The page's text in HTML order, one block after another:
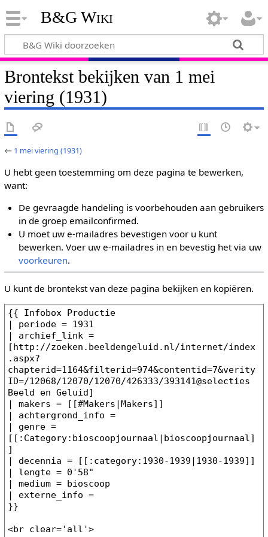
B&G Wiki
Brontekst bekijken van 1 mei
viering (1931)
← 1 mei viering (1931)
U hebt geen toestemming om deze pagina te bewerken,
want:
De gevraagde handeling is voorbehouden aan gebruikers
in de groep emailconfirmed.
U moet uw e-mailadres bevestigen voor u kunt
bewerken. Voer uw e-mailadres in en bevestig het via uw
voorkeuren.
U kunt de brontekst van deze pagina bekijken en kopiëren.